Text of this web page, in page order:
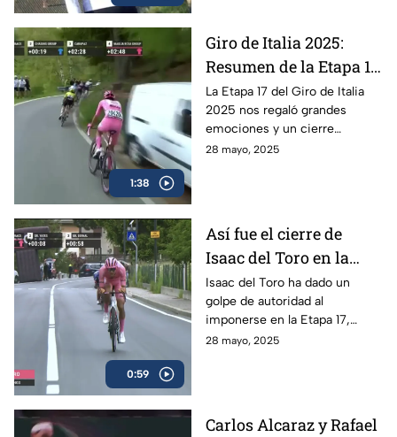
1:38
Giro de Italia 2025:
Resumen de la Etapa 17
y el triunfo de Isaac del
Toro
La Etapa 17 del Giro de Italia
2025 nos regaló grandes
emociones y un cierre
espectacular, en donde el líder
28 mayo, 2025
0:59
Así fue el cierre de
Isaac del Toro en la
Etapa 17 del Giro de
Italia
Isaac del Toro ha dado un
golpe de autoridad al
imponerse en la Etapa 17,
consolidándose como líder de
28 mayo, 2025
Carlos Alcaraz y Rafael